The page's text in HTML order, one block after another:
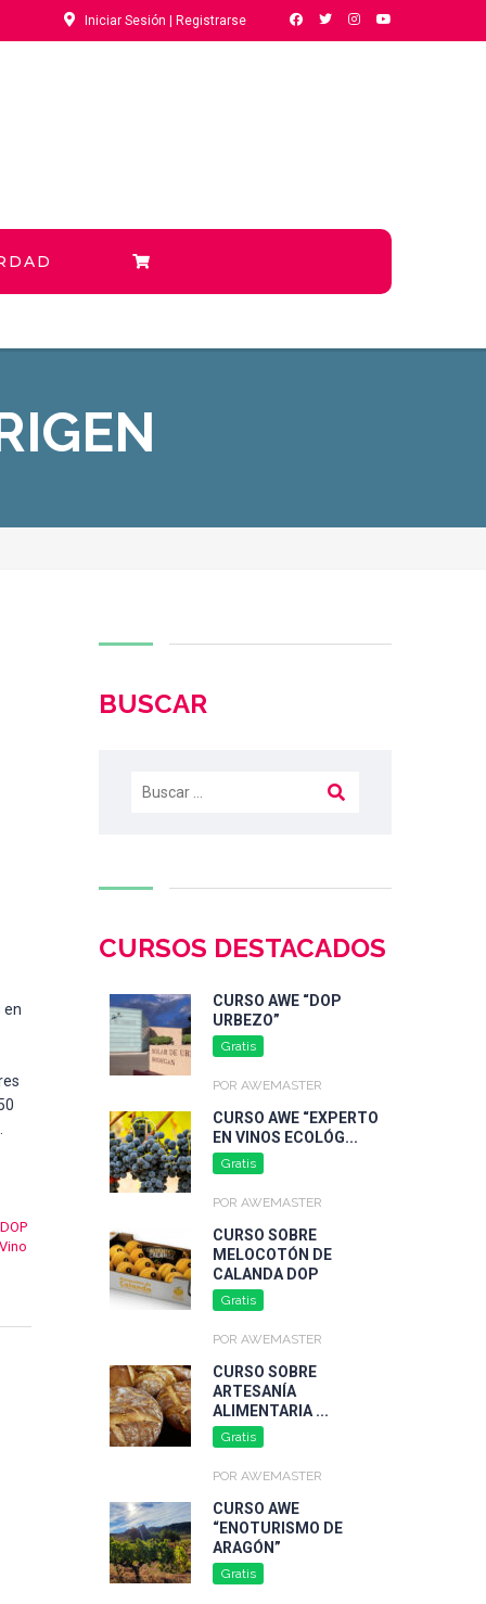
Iniciar Sesión | Registrarse
en
DOP
Vino
BUSCAR
CURSOS DESTACADOS
CURSO AWE “DOP
URBEZO”
Gratis
POR AWEMASTER
CURSO AWE “EXPERTO
EN VINOS ECOLÓG...
Gratis
POR AWEMASTER
CURSO SOBRE
MELOCOTÓN DE
CALANDA DOP
Gratis
POR AWEMASTER
CURSO SOBRE
ARTESANÍA
ALIMENTARIA ...
Gratis
POR AWEMASTER
CURSO AWE
“ENOTURISMO DE
ARAGÓN”
Gratis